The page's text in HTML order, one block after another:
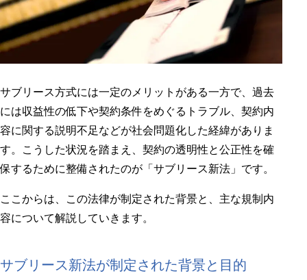
サブリース方式には一定のメリットがある一方で、過去
には収益性の低下や契約条件をめぐるトラブル、契約内
容に関する説明不足などが社会問題化した経緯がありま
す。こうした状況を踏まえ、契約の透明性と公正性を確
保するために整備されたのが「サブリース新法」です。
ここからは、この法律が制定された背景と、主な規制内
容について解説していきます。
サブリース新法が制定された背景と目的